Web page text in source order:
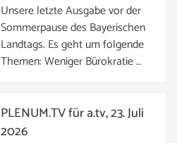
Unsere letzte Ausgabe vor der
Sommerpause des Bayerischen
Landtags. Es geht um folgende
Themen: Weniger Bürokratie …
PLENUM.TV für a.tv, 23. Juli
2026